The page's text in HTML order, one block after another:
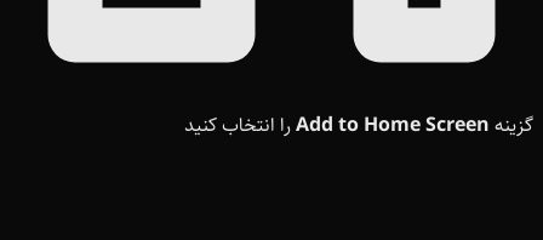
گزینه Add to Home Screenرا انتخاب کنید